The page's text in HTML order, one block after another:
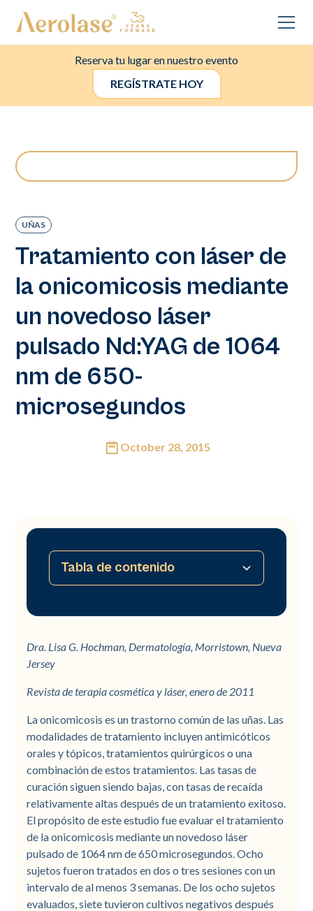
Reserva tu lugar en nuestro evento
REGÍSTRATE HOY
UÑAS
Tratamiento con láser de
la onicomicosis mediante
un novedoso láser
pulsado Nd:YAG de 1064
nm de 650-
microsegundos
October 28, 2015
Dra. Lisa G. Hochman, Dermatología, Morristown, Nueva
Jersey
Revista de terapia cosmética y láser, enero de 2011
La onicomicosis es un trastorno común de las uñas. Las
modalidades de tratamiento incluyen antimicóticos
orales y tópicos, tratamientos quirúrgicos o una
combinación de estos tratamientos. Las tasas de
curación siguen siendo bajas, con tasas de recaída
relativamente altas después de un tratamiento exitoso.
El propósito de este estudio fue evaluar el tratamiento
de la onicomicosis mediante un novedoso láser
pulsado de 1064 nm de 650 microsegundos. Ocho
sujetos fueron tratados en dos o tres sesiones con un
intervalo de al menos 3 semanas. De los ocho sujetos
evaluados, siete tuvieron cultivos negativos después
Tabla de contenido